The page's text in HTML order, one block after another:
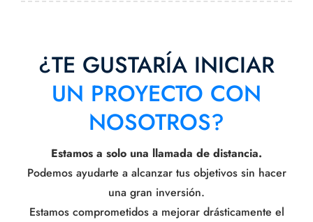
¿TE GUSTARÍA INICIAR
UN PROYECTO CON
NOSOTROS?
Estamos a solo una llamada de distancia.
Podemos ayudarte a alcanzar tus objetivos sin hacer
una gran inversión.
Estamos comprometidos a mejorar drásticamente el